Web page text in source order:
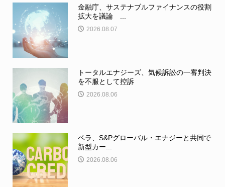
金融庁、サステナブルファイナンスの役割
拡大を議論 ...
2026.08.07
トータルエナジーズ、気候訴訟の一審判決
を不服として控訴
2026.08.06
ベラ、S&Pグローバル・エナジーと共同で
新型カー...
2026.08.06